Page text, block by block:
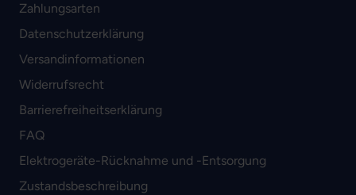
Zahlungsarten
Datenschutzerklärung
Versandinformationen
Widerrufsrecht
Barrierefreiheitserklärung
FAQ
Elektrogeräte-Rücknahme und -Entsorgung
Zustandsbeschreibung